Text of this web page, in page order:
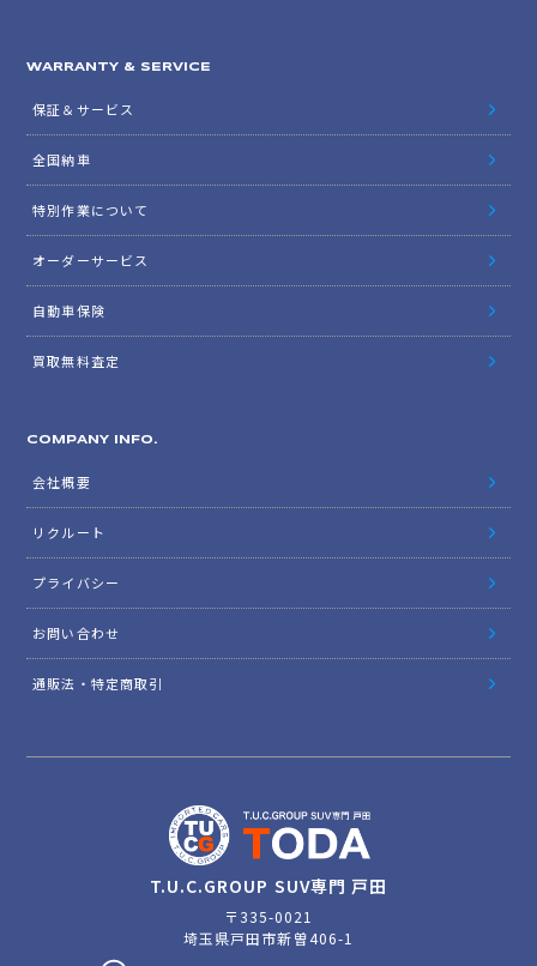
WARRANTY & SERVICE
保証＆サービス
全国納車
特別作業について
オーダーサービス
自動車保険
買取無料査定
COMPANY INFO.
会社概要
リクルート
プライバシー
お問い合わせ
通販法・特定商取引
T.U.C.GROUP SUV専門 戸田
〒335-0021
埼玉県戸田市新曽406-1